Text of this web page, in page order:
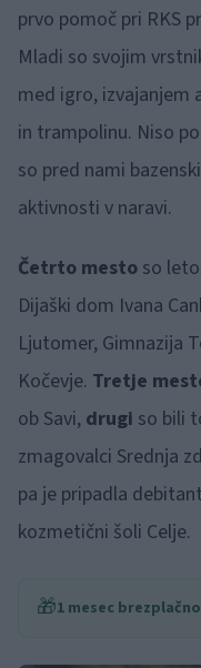
prvo pomoč pri RKS
Mladi so svojim
med igro, izvajanjem
in trampolinu. Niso
so pred nami
aktivnosti v naravi.
Četrto mesto so
Dijaški dom Ivana
Ljutomer, Gimnazija
Kočevje. Tretje
ob Savi, drugi so bili
zmagovalci Srednja
pa je pripadla
kozmetični šoli Celje.
🎁1 mesec